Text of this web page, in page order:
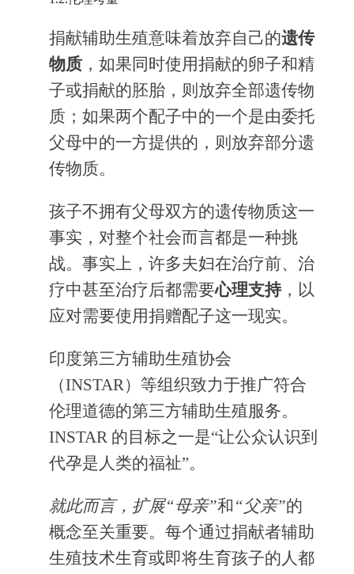
捐献辅助生殖意味着放弃自己的遗传
物质 ，如果同时使用捐献的卵子和精
子或捐献的胚胎，则放弃全部遗传物
质；如果两个配子中的一个是由委托
父母中的一方提供的，则放弃部分遗
传物质。
孩子不拥有父母双方的遗传物质这一
事实，对整个社会而言都是一种挑
战。事实上，许多夫妇在治疗前、治
疗中甚至治疗后都需要心理支持，以
应对需要使用捐赠配子这一现实。
印度第三方辅助生殖协会
（INSTAR）等组织致力于推广符合
伦理道德的第三方辅助生殖服务。
INSTAR 的目标之一是“让公众认识到
代孕是人类的福祉”。
就此而言，扩展“母亲”和 “父亲”的
概念至关重要。每个通过捐献者辅助
生殖技术生育或即将生育孩子的人都